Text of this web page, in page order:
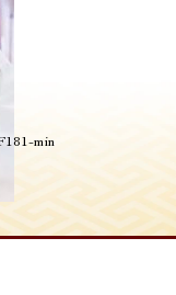
min